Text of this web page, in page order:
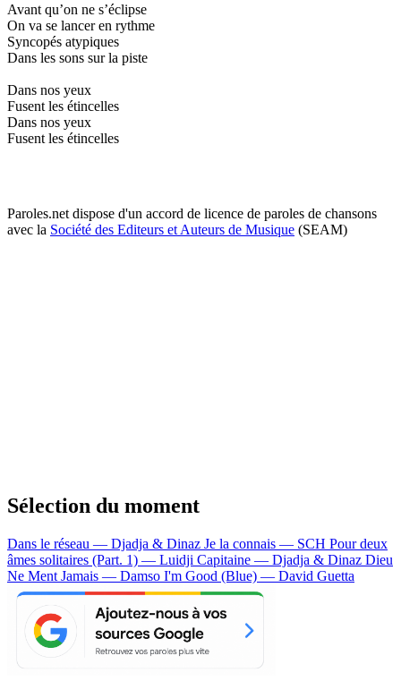
Avant qu’on ne s’éclipse
On va se lancer en rythme
Syncopés atypiques
Dans les sons sur la piste
Dans nos yeux
Fusent les étincelles
Dans nos yeux
Fusent les étincelles
Paroles.net dispose d'un accord de licence de paroles de chansons
avec la Société des Editeurs et Auteurs de Musique (SEAM)
Sélection du moment
Dans le réseau — Djadja & Dinaz Je la connais — SCH Pour deux
âmes solitaires (Part. 1) — Luidji Capitaine — Djadja & Dinaz Dieu
Ne Ment Jamais — Damso I'm Good (Blue) — David Guetta